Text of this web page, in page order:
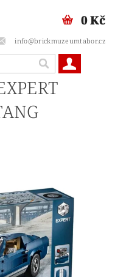
info@brickmuzeumtabor.cz
0 Kč